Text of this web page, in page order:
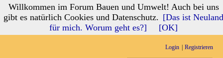
Forum Bauen und Umwelt
Login Registrieren
Willkommen im Forum Bauen und Umwelt! Auch bei uns
gibt es natürlich Cookies und Datenschutz. [Das ist Neuland
für mich. Worum geht es?]
[OK]